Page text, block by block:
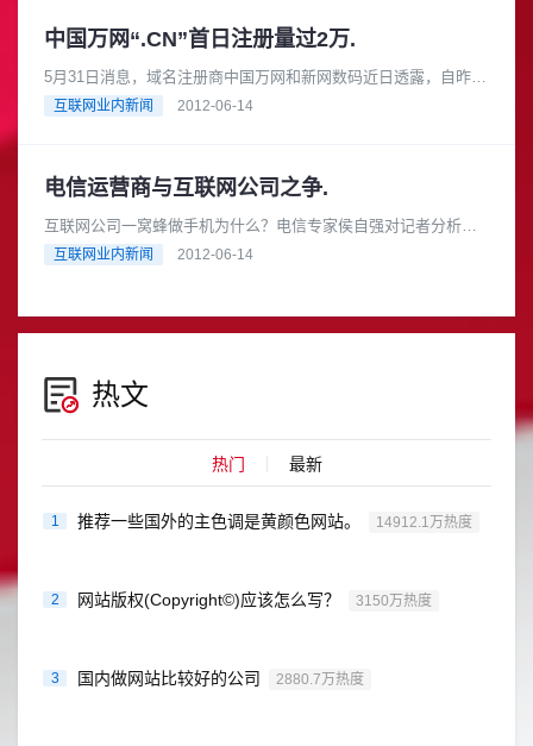
中国万网“.CN”首日注册量过2万.
5月31日消息，域名注册商中国万网和新网数码近日透露，自昨日
零时至今日零时，已分别有过2万个“.CN”和“.中国”域名在这两家注
互联网业内新闻 2012-06-14
电信运营商与互联网公司之争.
互联网公司一窝蜂做手机为什么？电信专家侯自强对记者分析
说，互联网公司涌入手机终端，是因为定制手机能够有助于他们
互联网业内新闻 2012-06-14
热文
热门 最新
1 推荐一些国外的主色调是黄颜色网站。 14912.1万热度
2 网站版权(Copyright©)应该怎么写？ 3150万热度
3 国内做网站比较好的公司 2880.7万热度